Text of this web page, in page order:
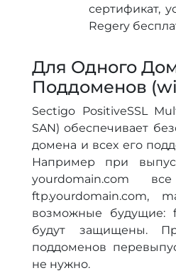
сертификат,
Regery
Для Одного
Поддоменов
Sectigo PositiveSSL
SAN) обеспечивает
домена и всех его
Например при
yourdomain.com
ftp.yourdomain.com,
возможные будущие:
будут защищены.
поддоменов
не нужно.